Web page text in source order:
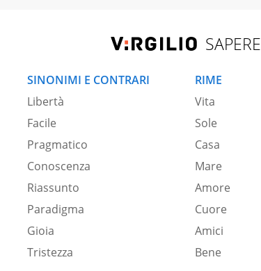
SAPERE
SINONIMI E CONTRARI
Libertà
Facile
Pragmatico
Conoscenza
Riassunto
Paradigma
Gioia
Tristezza
RIME
Vita
Sole
Casa
Mare
Amore
Cuore
Amici
Bene